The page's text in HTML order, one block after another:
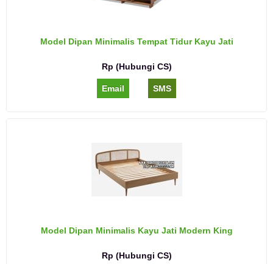
Model Dipan Minimalis Tempat Tidur Kayu Jati
Rp (Hubungi CS)
Email SMS
Model Dipan Minimalis Kayu Jati Modern King
Rp (Hubungi CS)